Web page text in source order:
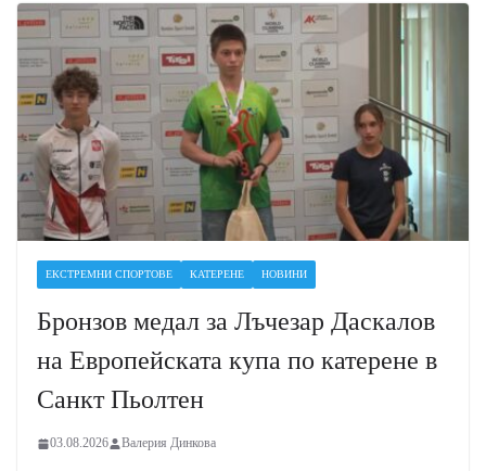
ЕКСТРЕМНИ СПОРТОВЕ КАТЕРЕНЕ НОВИНИ
Бронзов медал за Лъчезар Даскалов
на Европейската купа по катерене в
Санкт Пьолтен
03.08.2026 Валерия Динкова